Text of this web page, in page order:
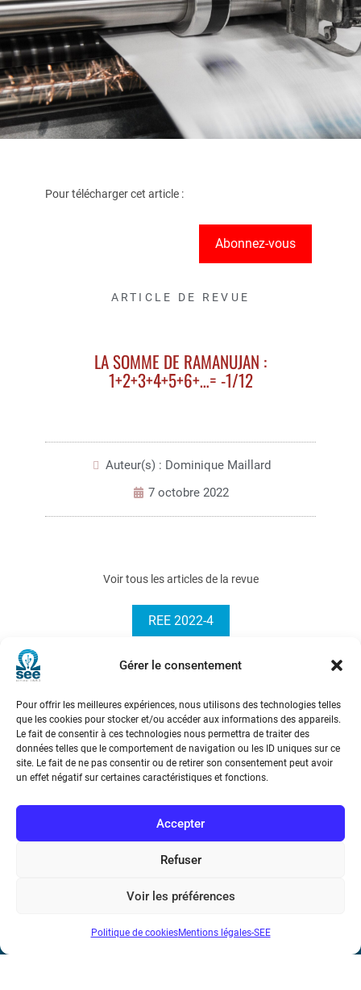
Gérer le consentement
Pour offrir les meilleures expériences, nous utilisons des technologies telles
que les cookies pour stocker et/ou accéder aux informations des appareils.
Le fait de consentir à ces technologies nous permettra de traiter des
données telles que le comportement de navigation ou les ID uniques sur ce
site. Le fait de ne pas consentir ou de retirer son consentement peut avoir
un effet négatif sur certaines caractéristiques et fonctions.
Accepter
Refuser
Voir les préférences
Politique de cookiesMentions légales-SEE
Pour télécharger cet article :
Abonnez-vous
ARTICLE DE REVUE
LA SOMME DE RAMANUJAN :
1+2+3+4+5+6+…= -1/12
Auteur(s) : Dominique Maillard
7 octobre 2022
Voir tous les articles de la revue
REE 2022-4
Société de l’Electricité, de l’Electronique et des Technologies